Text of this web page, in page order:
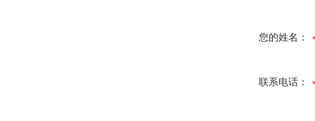
您的姓名：
联系电话：